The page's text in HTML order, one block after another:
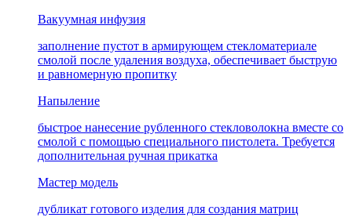
Вакуумная инфузия
заполнение пустот в армирующем стекломатериале
смолой после удаления воздуха, обеспечивает быструю
и равномерную пропитку
Напыление
быстрое нанесение рубленного стекловолокна вместе со
смолой с помощью специального пистолета. Требуется
дополнительная ручная прикатка
Мастер модель
дубликат готового изделия для создания матриц